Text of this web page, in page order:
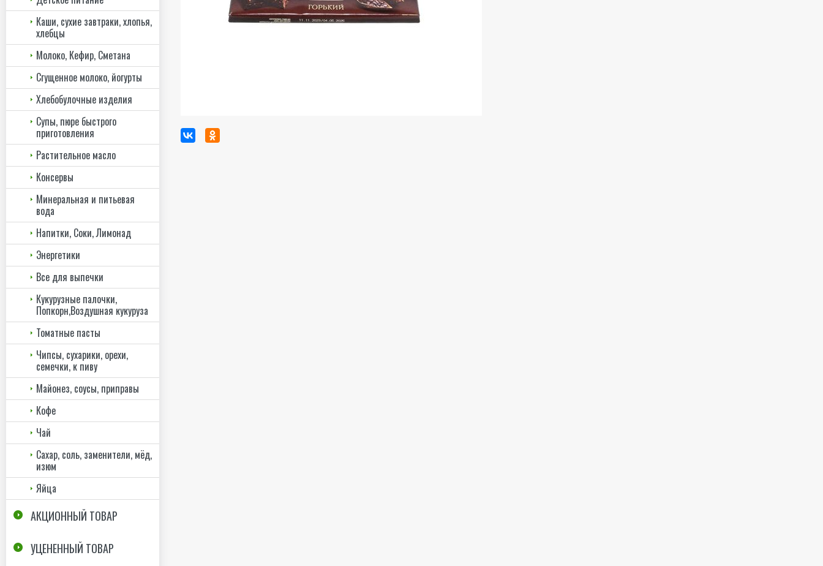
Каши, сухие завтраки, хлопья,
хлебцы
Молоко, Кефир, Сметана
Сгущенное молоко, йогурты
Хлебобулочные изделия
Супы, пюре быстрого
приготовления
Растительное масло
Консервы
Минеральная и питьевая
вода
Напитки, Соки, Лимонад
Энергетики
Все для выпечки
Кукурузные палочки,
Попкорн,Воздушная кукуруза
Томатные пасты
Чипсы, сухарики, орехи,
семечки, к пиву
Майонез, соусы, приправы
Кофе
Чай
Сахар, соль, заменители, мёд,
изюм
Яйца
АКЦИОННЫЙ ТОВАР
УЦЕНЕННЫЙ ТОВАР